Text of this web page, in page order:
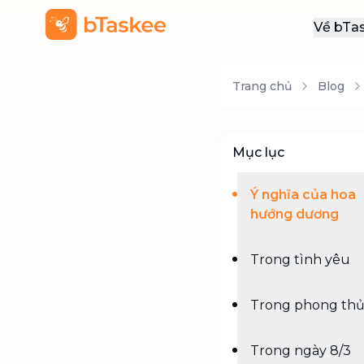
Về
Trang chủ Blog
Mục lục
Ý nghĩa của hoa
hướng dương
Trong tình yêu
Trong phong
Trong ngày 8/3